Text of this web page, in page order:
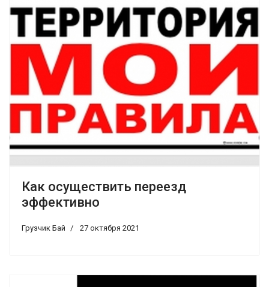
Как осуществить переезд
эффективно
Грузчик Бай 27 октября 2021